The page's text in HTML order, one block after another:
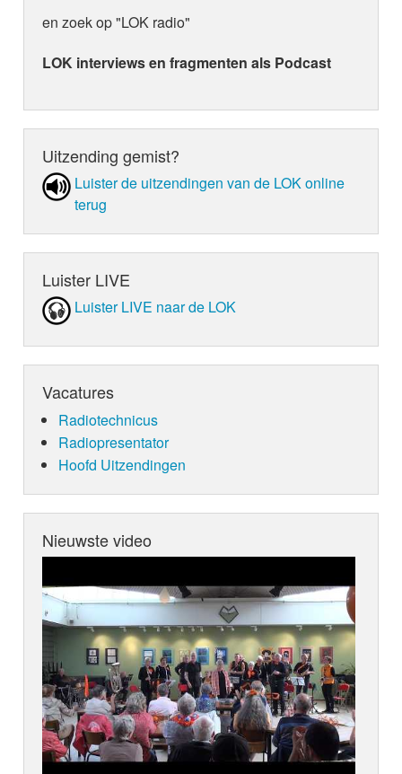
en zoek op "LOK radio"
LOK interviews en fragmenten als Podcast
Uitzending gemist?
Luister de uit­zen­din­gen van de LOK online
terug
Luister LIVE
Luister LIVE naar de LOK
Vacatures
Radiotechnicus
Radiopresentator
Hoofd Uitzendingen
Nieuwste video